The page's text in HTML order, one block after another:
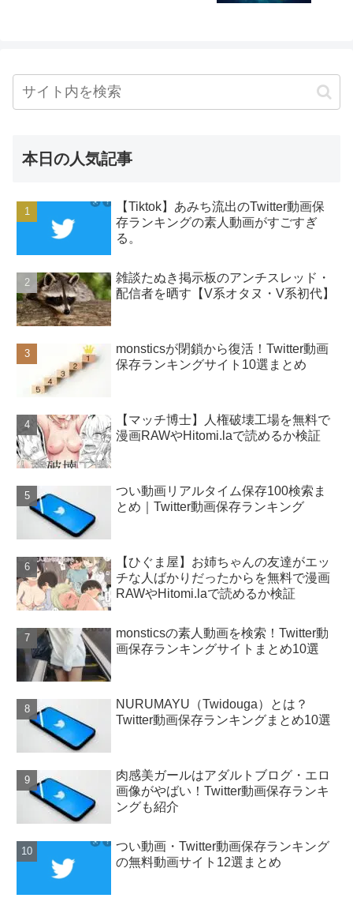
本日の人気記事
【Tiktok】あみち流出のTwitter動画保
存ランキングの素人動画がすごすぎ
る。
雑談たぬき掲示板のアンチスレッド・
配信者を晒す【V系オタヌ・V系初代】
monsticsが閉鎖から復活！Twitter動画
保存ランキングサイト10選まとめ
【マッチ博士】人権破壊工場を無料で
漫画RAWやHitomi.laで読めるか検証
つい動画リアルタイム保存100検索ま
とめ｜Twitter動画保存ランキング
【ひぐま屋】お姉ちゃんの友達がエッ
チな人ばかりだったからを無料で漫画
RAWやHitomi.laで読めるか検証
monsticsの素人動画を検索！Twitter動
画保存ランキングサイトまとめ10選
NURUMAYU（Twidouga）とは？
Twitter動画保存ランキングまとめ10選
肉感美ガールはアダルトブログ・エロ
画像がやばい！Twitter動画保存ランキ
ングも紹介
つい動画・Twitter動画保存ランキング
の無料動画サイト12選まとめ